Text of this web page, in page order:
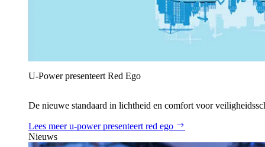
U‑Power presenteert Red Ego
De nieuwe standaard in lichtheid en comfort voor
Lees meeru‑power presenteert red ego
Nieuws